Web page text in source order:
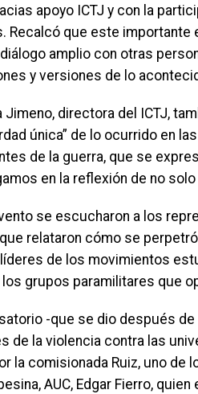
apoyo ICTJ y con la
Recalcó que este importante
amplio con otras
y versiones de lo
Jimeno, directora del ICTJ,
única” de lo ocurrido en
de la guerra, que se
en la reflexión de no
se escucharon a los
relataron cómo se
de los movimientos
grupos paramilitares que
-que se dio después
de la violencia contra las
la comisionada Ruiz, uno
AUC, Edgar Fierro,